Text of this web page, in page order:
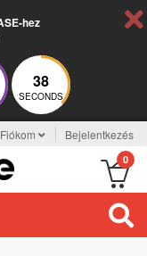
hez
37
SECONDS
Fiókom Bejelentkezés
0